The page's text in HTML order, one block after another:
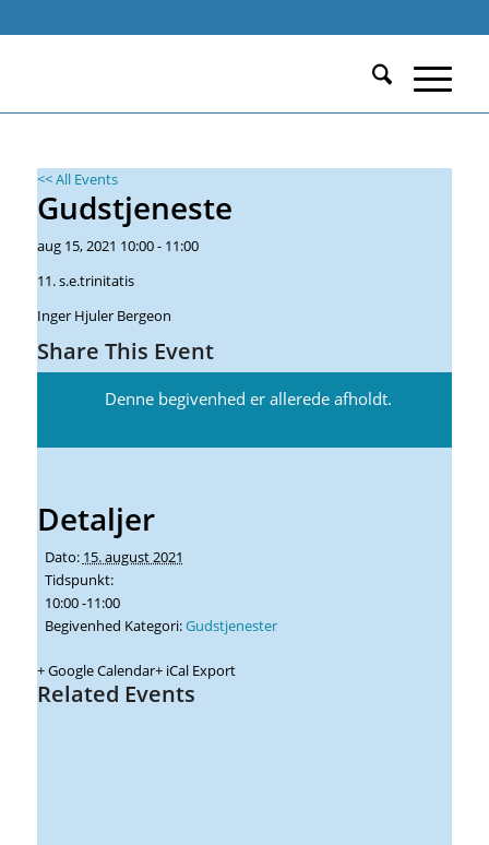
<< All Events
Gudstjeneste
aug 15,2021 10:00 - 11:00
11. s.e.trinitatis
Inger Hjuler Bergeon
Share This Event
Denne begivenhed er allerede afholdt.
Detaljer
Dato: 15. august 2021
Tidspunkt:
10:00 -11:00
Begivenhed Kategori:Gudstjenester
+ Google Calendar+ iCal Export
Related Events